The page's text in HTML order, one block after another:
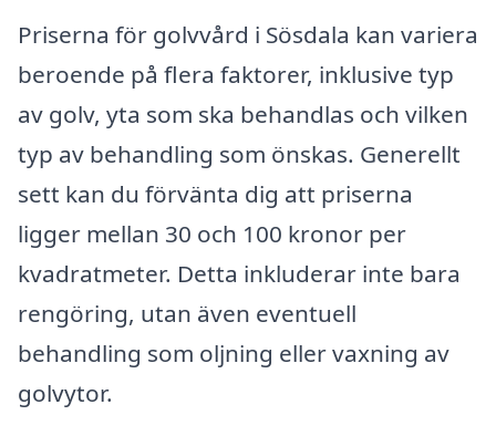
Priserna för golvvård i Sösdala kan variera
beroende på flera faktorer, inklusive typ
av golv, yta som ska behandlas och vilken
typ av behandling som önskas. Generellt
sett kan du förvänta dig att priserna
ligger mellan 30 och 100 kronor per
kvadratmeter. Detta inkluderar inte bara
rengöring, utan även eventuell
behandling som oljning eller vaxning av
golvytor.